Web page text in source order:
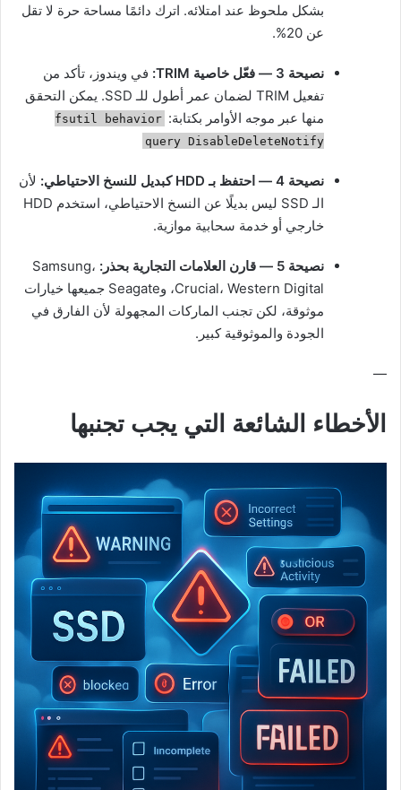
بشكل ملحوظ عند امتلائه. اترك دائمًا مساحة حرة لا تقل
عن 20%.
نصيحة 3 — فعّل خاصية TRIM:
في ويندوز، تأكد من
تفعيل TRIM لضمان عمر أطول للـ SSD. يمكن التحقق
منها عبر موجه الأوامر بكتابة: fsutil behavior
query DisableDeleteNotify
نصيحة 4 — احتفظ بـ HDD كبديل للنسخ الاحتياطي:
لأن
الـ SSD ليس بديلًا عن النسخ الاحتياطي، استخدم HDD
خارجي أو خدمة سحابية موازية.
نصيحة 5 — قارن العلامات التجارية بحذر:
Samsung،
Crucial، Western Digital، وSeagate جميعها خيارات
موثوقة، لكن تجنب الماركات المجهولة لأن الفارق في
الجودة والموثوقية كبير.
—
الأخطاء الشائعة التي يجب تجنبها